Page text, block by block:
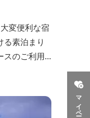
変便利な宿
素泊まり
スのご利用